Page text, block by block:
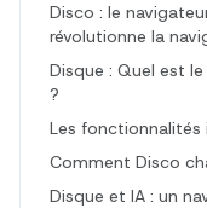
Disco : le
révolutionne la
Disque : Quel est
?
Les fonctionnalités
Comment Disco
Disque et IA : un